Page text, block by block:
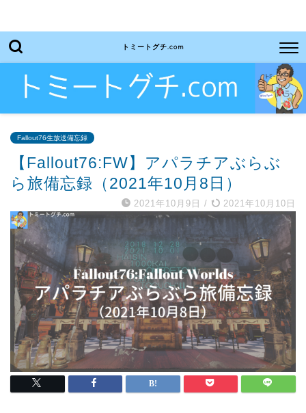
トミートグチ.com
Fallout76生放送備忘録
【Fallout76:FW】アパラチアぶらぶ
ら旅備忘録（2021年10月8日）
2021年10月9日 / 2021年10月10日